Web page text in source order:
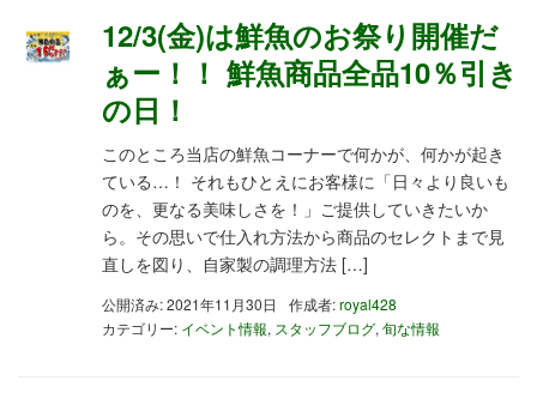
12/3(金)は鮮魚のお祭り開催だ
ぁー！！ 鮮魚商品全品10％引き
の日！
このところ当店の鮮魚コーナーで何かが、何かが起き
ている…！ それもひとえにお客様に「日々より良いも
のを、更なる美味しさを！」ご提供していきたいか
ら。その思いで仕入れ方法から商品のセレクトまで見
直しを図り、自家製の調理方法 […]
公開済み: 2021年11月30日 作成者:royal428
カテゴリー: イベント情報, スタッフブログ, 旬な情報